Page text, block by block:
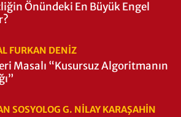
Önündeki En Büyük Engel
FURKAN DENİZ
Masalı “Kusursuz Algoritmanın
SOSYOLOG G. NILAY KARAŞAHİN